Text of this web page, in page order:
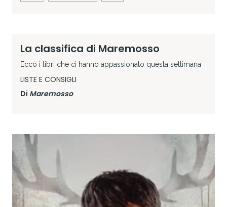
La classifica di Maremosso
Ecco i libri che ci hanno appassionato questa settimana
LISTE E CONSIGLI
Di Maremosso